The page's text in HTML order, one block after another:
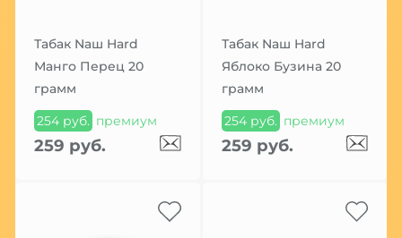
Табак Nаш Hard
Манго Перец 20
грамм
254 руб. премиум
259 руб.
Табак Nаш Hard
Яблоко Бузина 20
грамм
254 руб. премиум
259 руб.